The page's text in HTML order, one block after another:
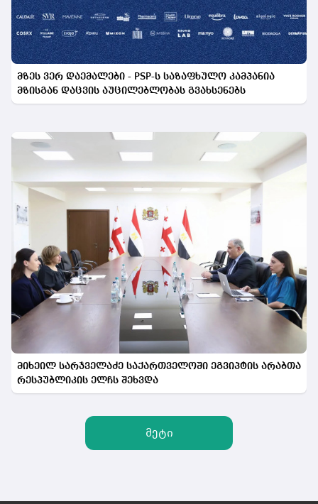
მზეს ვერ დაემალები - PSP-ს საზაფხულო კამპანია
მზისგან დაცვის აუცილებლობას გვახსენებს
მიხეილ სარჯველაძე საქართველოში ეგვიპტის არაბთა
რესპუბლიკის ელჩს შეხვდა
მეტი